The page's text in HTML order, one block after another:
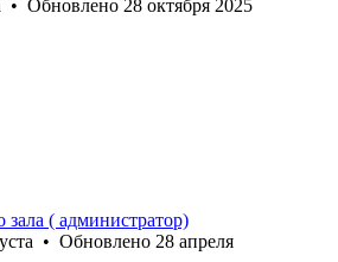
• Обновлено 28 октября 2025
( администратор)
• Обновлено 28 апреля